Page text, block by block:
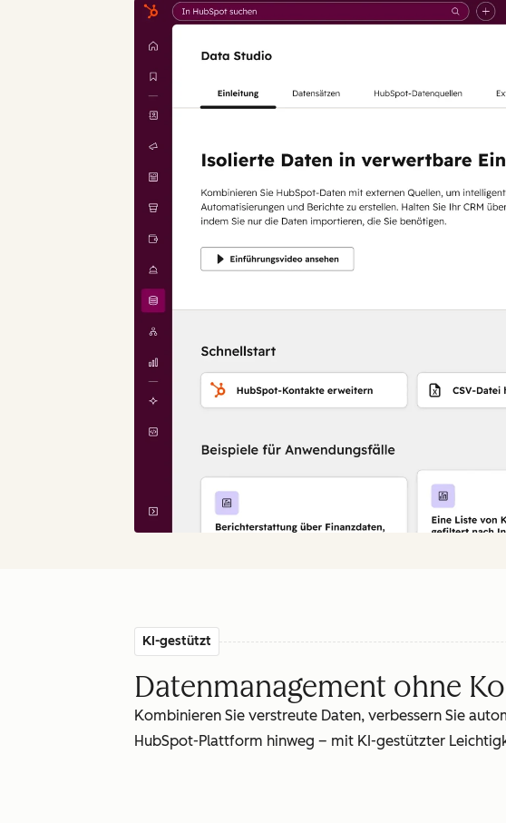
KI-gestützt
Datenmanagement ohne
Kombinieren Sie verstreute Daten, verbessern Sie
HubSpot-Plattform hinweg – mit KI-gestützter